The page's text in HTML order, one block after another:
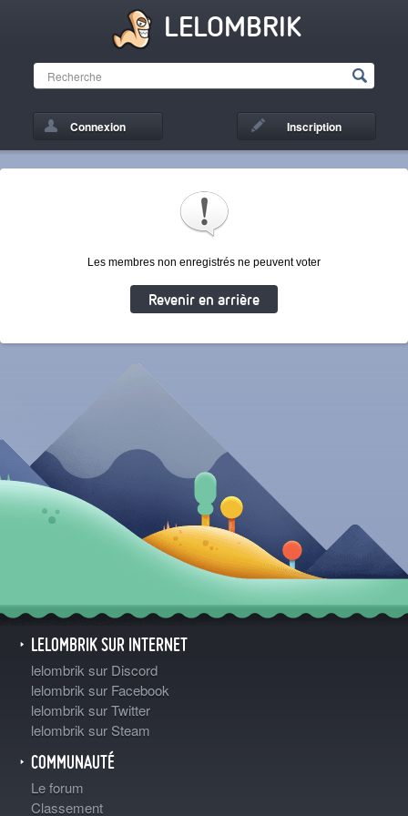
LELOMBRIK
Connexion Inscription
Les membres non enregistrés ne peuvent voter
Revenir en arrière
LELOMBRIK SUR INTERNET
lelombrik sur Discord
lelombrik sur Facebook
lelombrik sur Twitter
lelombrik sur Steam
COMMUNAUTÉ
Le forum
Classement